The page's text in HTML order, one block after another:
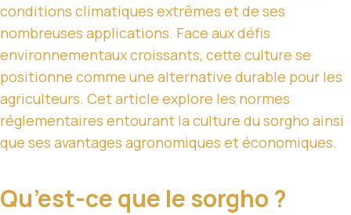
conditions climatiques extrêmes et de ses
nombreuses applications. Face aux défis
environnementaux croissants, cette culture se
positionne comme une alternative durable pour les
agriculteurs. Cet article explore les normes
réglementaires entourant la culture du sorgho ainsi
que ses avantages agronomiques et économiques.
Qu’est-ce que le sorgho ?